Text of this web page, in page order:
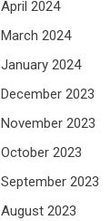
April 2024
March 2024
January 2024
December 2023
November 2023
October 2023
September 2023
August 2023